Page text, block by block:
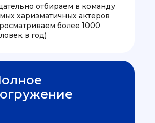
отбираем в команду
харизматичных актеров
более 1000
в год)